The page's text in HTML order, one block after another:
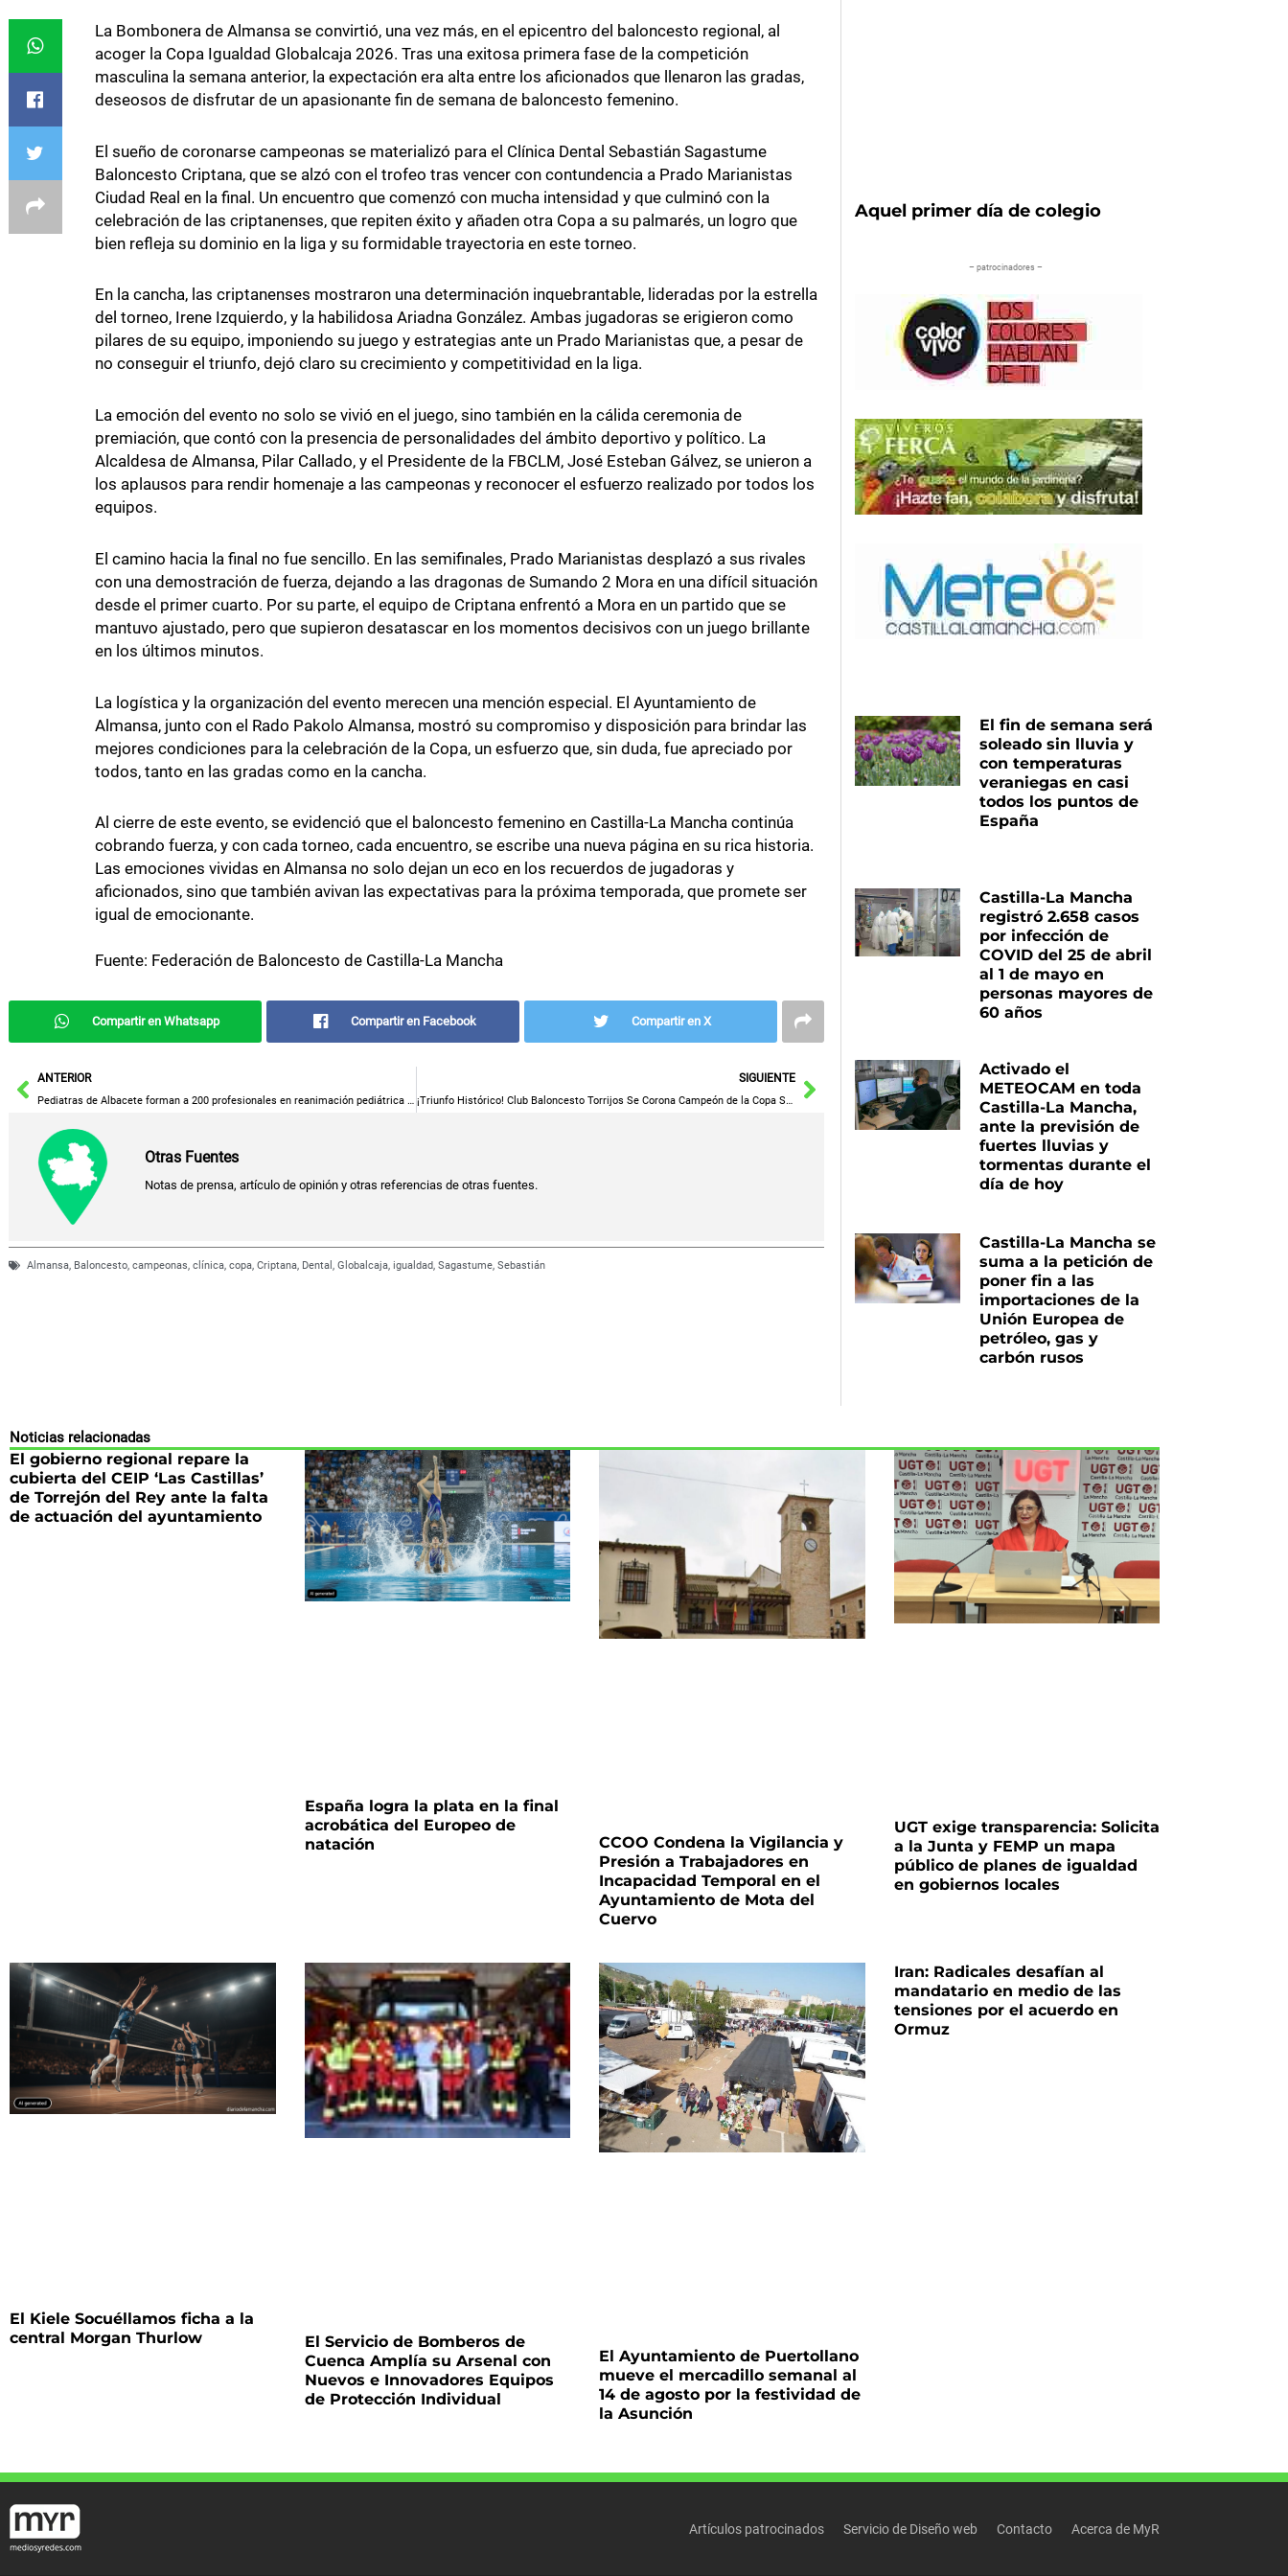
La Bombonera de Almansa se convirtió, una vez más, en el epicentro del baloncesto regional, al
acoger la Copa Igualdad Globalcaja 2026. Tras una exitosa primera fase de la competición
masculina la semana anterior, la expectación era alta entre los aficionados que llenaron las gradas,
deseosos de disfrutar de un apasionante fin de semana de baloncesto femenino.
El sueño de coronarse campeonas se materializó para el Clínica Dental Sebastián Sagastume
Baloncesto Criptana, que se alzó con el trofeo tras vencer con contundencia a Prado Marianistas
Ciudad Real en la final. Un encuentro que comenzó con mucha intensidad y que culminó con la
celebración de las criptanenses, que repiten éxito y añaden otra Copa a su palmarés, un logro que
bien refleja su dominio en la liga y su formidable trayectoria en este torneo.
En la cancha, las criptanenses mostraron una determinación inquebrantable, lideradas por la estrella
del torneo, Irene Izquierdo, y la habilidosa Ariadna González. Ambas jugadoras se erigieron como
pilares de su equipo, imponiendo su juego y estrategias ante un Prado Marianistas que, a pesar de
no conseguir el triunfo, dejó claro su crecimiento y competitividad en la liga.
La emoción del evento no solo se vivió en el juego, sino también en la cálida ceremonia de
premiación, que contó con la presencia de personalidades del ámbito deportivo y político. La
Alcaldesa de Almansa, Pilar Callado, y el Presidente de la FBCLM, José Esteban Gálvez, se unieron a
los aplausos para rendir homenaje a las campeonas y reconocer el esfuerzo realizado por todos los
equipos.
El camino hacia la final no fue sencillo. En las semifinales, Prado Marianistas desplazó a sus rivales
con una demostración de fuerza, dejando a las dragonas de Sumando 2 Mora en una difícil situación
desde el primer cuarto. Por su parte, el equipo de Criptana enfrentó a Mora en un partido que se
mantuvo ajustado, pero que supieron desatascar en los momentos decisivos con un juego brillante
en los últimos minutos.
La logística y la organización del evento merecen una mención especial. El Ayuntamiento de
Almansa, junto con el Rado Pakolo Almansa, mostró su compromiso y disposición para brindar las
mejores condiciones para la celebración de la Copa, un esfuerzo que, sin duda, fue apreciado por
todos, tanto en las gradas como en la cancha.
Al cierre de este evento, se evidenció que el baloncesto femenino en Castilla-La Mancha continúa
cobrando fuerza, y con cada torneo, cada encuentro, se escribe una nueva página en su rica historia.
Las emociones vividas en Almansa no solo dejan un eco en los recuerdos de jugadoras y
aficionados, sino que también avivan las expectativas para la próxima temporada, que promete ser
igual de emocionante.
Fuente: Federación de Baloncesto de Castilla-La Mancha
Compartir en Whatsapp Compartir en Facebook Compartir en X
AntANTERIOR
Pediatras de Albacete forman a 200 profesionales en reanimación pediátrica y neonatal de alta especialización.
SIGUIENTE
¡Triunfo Histórico! Club Baloncesto Torrijos Se Corona Campeón de la Copa STM Masculina 2026
Siguiente
Otras Fuentes
Notas de prensa, artículo de opinión y otras referencias de otras fuentes.
Almansa, Baloncesto, campeonas, clínica, copa, Criptana, Dental , Globalcaja, igualdad, Sagastume, Sebastián
Aquel primer día de colegio
– patrocinadores –
El fin de semana será
soleado sin lluvia y
con temperaturas
veraniegas en casi
todos los puntos de
España
Castilla-La Mancha
registró 2.658 casos
por infección de
COVID del 25 de abril
al 1 de mayo en
personas mayores de
60 años
Activado el
METEOCAM en toda
Castilla-La Mancha,
ante la previsión de
fuertes lluvias y
tormentas durante el
día de hoy
Castilla-La Mancha se
suma a la petición de
poner fin a las
importaciones de la
Unión Europea de
petróleo, gas y
carbón rusos
Noticias relacionadas
El gobierno regional repare la
cubierta del CEIP ‘Las Castillas’
de Torrejón del Rey ante la falta
de actuación del ayuntamiento
España logra la plata en la final
acrobática del Europeo de
natación
CCOO Condena la Vigilancia y
Presión a Trabajadores en
Incapacidad Temporal en el
Ayuntamiento de Mota del
Cuervo
UGT exige transparencia: Solicita
a la Junta y FEMP un mapa
público de planes de igualdad
en gobiernos locales
El Kiele Socuéllamos ficha a la
central Morgan Thurlow
El Servicio de Bomberos de
Cuenca Amplía su Arsenal con
Nuevos e Innovadores Equipos
de Protección Individual
El Ayuntamiento de Puertollano
mueve el mercadillo semanal al
14 de agosto por la festividad de
la Asunción
Iran: Radicales desafían al
mandatario en medio de las
tensiones por el acuerdo en
Ormuz
Artículos patrocinados Servicio de Diseño web Contacto Acerca de MyR